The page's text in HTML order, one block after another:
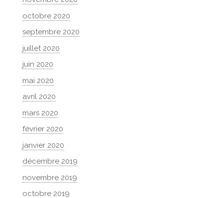
octobre 2020
septembre 2020
juillet 2020
juin 2020
mai 2020
avril 2020
mars 2020
février 2020
janvier 2020
décembre 2019
novembre 2019
octobre 2019